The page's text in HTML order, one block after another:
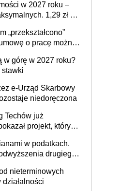
w 2027 roku –
1,29 zł za
z
gospodarczej
„przekształcono”
o pracę można
jedynym
w górę w 2027 roku?
stawki
e-Urząd Skarbowy
niedoręczona
Techów już
projekt, który
w podatkach.
drugiego
nieterminowych
działalności